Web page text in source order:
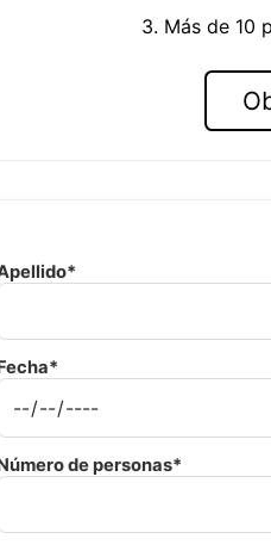
3. Más de 10
de personas*